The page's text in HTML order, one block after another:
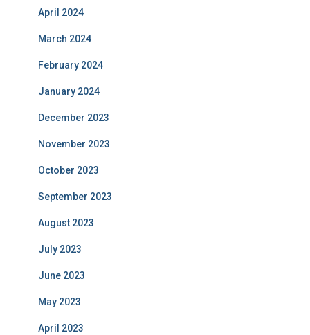
April 2024
March 2024
February 2024
January 2024
December 2023
November 2023
October 2023
September 2023
August 2023
July 2023
June 2023
May 2023
April 2023